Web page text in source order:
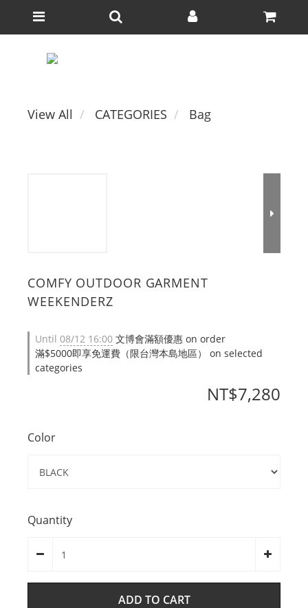
View All CATEGORIES Bag
COMFY OUTDOOR GARMENT
WEEKENDERZ
Until 08/12 16:00 文博會滿額優惠 on order
滿$5000即享免運費（限台灣本島地區） on selected
categories
NT$7,280
Color
Quantity
ADD TO CART